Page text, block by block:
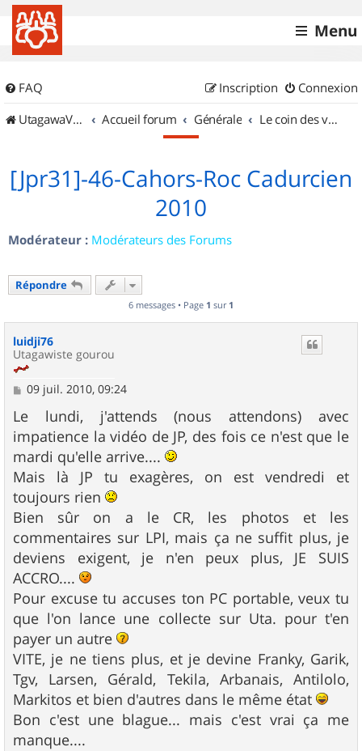
Menu
FAQ Connexion
Inscription
UtagawaVTT (Randos VTT et VTTAE avec traces GPS)
Accueil forum Générale Le coin des vidéastes
[Jpr31]-46-Cahors-Roc Cadurcien
2010
Modérateur : Modérateurs des Forums
Répondre
6 messages • Page 1 sur 1
luidji76
Utagawiste gourou
M
s
s
a
g
e
09 juil. 2010, 09:24
Le lundi, j'attends (nous attendons) avec
impatience la vidéo de JP, des fois ce n'est que le
mardi qu'elle arrive....
Mais là JP tu exagères, on est vendredi et
toujours rien
Bien sûr on a le CR, les photos et les
commentaires sur LPI, mais ça ne suffit plus, je
deviens exigent, je n'en peux plus, JE SUIS
ACCRO....
Pour excuse tu accuses ton PC portable, veux tu
que l'on lance une collecte sur Uta. pour t'en
payer un autre
VITE, je ne tiens plus, et je devine Franky, Garik,
Tgv, Larsen, Gérald, Tekila, Arbanais, Antilolo,
Markitos et bien d'autres dans le même état
Bon c'est une blague... mais c'est vrai ça me
manque....